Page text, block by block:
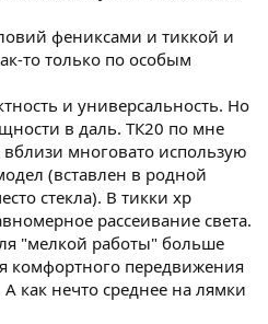
фениксами и тиккой и
то только по особым
и универсальность. Но
в даль. ТК20 по мне
многовато использую
(вставлен в родной
стекла). В тикки хр
рассеивание света.
"мелкой работы" больше
комфортного передвижения
как нечто среднее на лямки